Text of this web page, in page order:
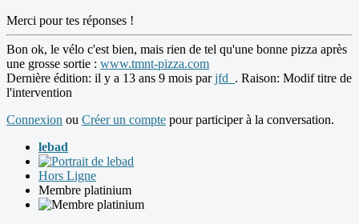
Merci pour tes réponses !
Bon ok, le vélo c'est bien, mais rien de tel qu'une bonne pizza après
une grosse sortie : www.tmnt-pizza.com
Dernière édition: il y a 13 ans 9 mois parjfd_ . Raison: Modif titre de
l'intervention
Connexion ou Créer un compte pour participer à la conversation.
lebad
Hors Ligne
Membre platinium